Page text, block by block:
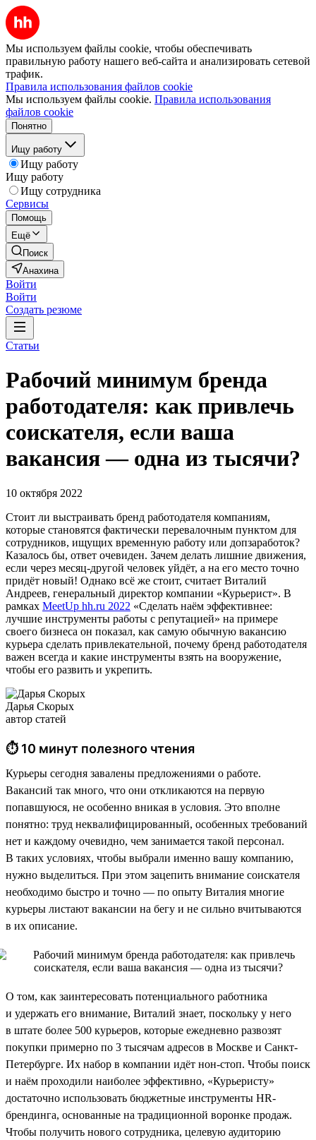
Мы используем файлы cookie, чтобы обеспечивать
правильную работу нашего веб-сайта и анализировать сетевой
трафик.
Правила использования файлов cookie
Мы используем файлы cookie. Правила использования
файлов cookie
Понятно
Ищу работу
Ищу работу
Ищу работу
Ищу сотрудника
Сервисы
Помощь
Ещё
Поиск
Анахина
Войти
Войти
Создать резюме
Статьи
Рабочий минимум бренда
работодателя: как привлечь
соискателя, если ваша
вакансия — одна из тысячи?
10 октября 2022
Стоит ли выстраивать бренд работодателя компаниям,
которые становятся фактически перевалочным пунктом для
сотрудников, ищущих временную работу или допзаработок?
Казалось бы, ответ очевиден. Зачем делать лишние движения,
если через месяц-другой человек уйдёт, а на его место точно
придёт новый! Однако всё же стоит, считает Виталий
Андреев, генеральный директор компании «Курьерист». В
рамках MeetUp hh.ru 2022 «Сделать наём эффективнее:
лучшие инструменты работы с репутацией» на примере
своего бизнеса он показал, как самую обычную вакансию
курьера сделать привлекательной, почему бренд работодателя
важен всегда и какие инструменты взять на вооружение,
чтобы его развить и укрепить.
Дарья Скорых
автор статей
⏱ 10 минут полезного чтения
Курьеры сегодня завалены предложениями о работе.
Вакансий так много, что они откликаются на первую
попавшуюся, не особенно вникая в условия. Это вполне
понятно: труд неквалифицированный, особенных требований
нет и каждому очевидно, чем занимается такой персонал.
В таких условиях, чтобы выбрали именно вашу компанию,
нужно выделиться. При этом зацепить внимание соискателя
необходимо быстро и точно — по опыту Виталия многие
курьеры листают вакансии на бегу и не сильно вчитываются
в их описание.
О том, как заинтересовать потенциального работника
и удержать его внимание, Виталий знает, поскольку у него
в штате более 500 курьеров, которые ежедневно развозят
покупки примерно по 3 тысячам адресов в Москве и Санкт-
Петербурге. Их набор в компании идёт нон-стоп. Чтобы поиск
и наём проходили наиболее эффективно, «Курьеристу»
достаточно использовать бюджетные инструменты HR-
брендинга, основанные на традиционной воронке продаж.
Чтобы получить нового сотрудника, целевую аудиторию